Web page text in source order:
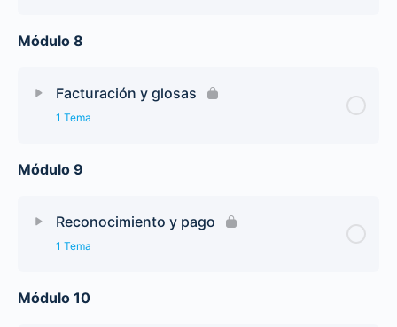
Módulo 8
Facturación y glosas
1 Tema
Módulo 9
Reconocimiento y pago
1 Tema
Módulo 10